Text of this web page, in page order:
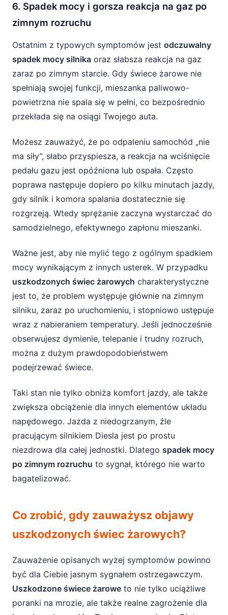
6. Spadek mocy i gorsza reakcja na gaz po
zimnym rozruchu
Ostatnim z typowych symptomów jest odczuwalny
spadek mocy silnika oraz słabsza reakcja na gaz
zaraz po zimnym starcie. Gdy świece żarowe nie
spełniają swojej funkcji, mieszanka paliwowo-
powietrzna nie spala się w pełni, co bezpośrednio
przekłada się na osiągi Twojego auta.
Możesz zauważyć, że po odpaleniu samochód „nie
ma siły”, słabo przyspiesza, a reakcja na wciśnięcie
pedału gazu jest opóźniona lub ospała. Często
poprawa następuje dopiero po kilku minutach jazdy,
gdy silnik i komora spalania dostatecznie się
rozgrzeją. Wtedy sprężanie zaczyna wystarczać do
samodzielnego, efektywnego zapłonu mieszanki.
Ważne jest, aby nie mylić tego z ogólnym spadkiem
mocy wynikającym z innych usterek. W przypadku
uszkodzonych świec żarowych charakterystyczne
jest to, że problem występuje głównie na zimnym
silniku, zaraz po uruchomieniu, i stopniowo ustępuje
wraz z nabieraniem temperatury. Jeśli jednocześnie
obserwujesz dymienie, telepanie i trudny rozruch,
można z dużym prawdopodobieństwem
podejrzewać świece.
Taki stan nie tylko obniża komfort jazdy, ale także
zwiększa obciążenie dla innych elementów układu
napędowego. Jazda z niedogrzanym, źle
pracującym silnikiem Diesla jest po prostu
niezdrowa dla całej jednostki. Dlatego spadek mocy
po zimnym rozruchu to sygnał, którego nie warto
bagatelizować.
Co zrobić, gdy zauważysz objawy
uszkodzonych świec żarowych?
Zauważenie opisanych wyżej symptomów powinno
być dla Ciebie jasnym sygnałem ostrzegawczym.
Uszkodzone świece żarowe to nie tylko uciążliwe
poranki na mrozie, ale także realne zagrożenie dla